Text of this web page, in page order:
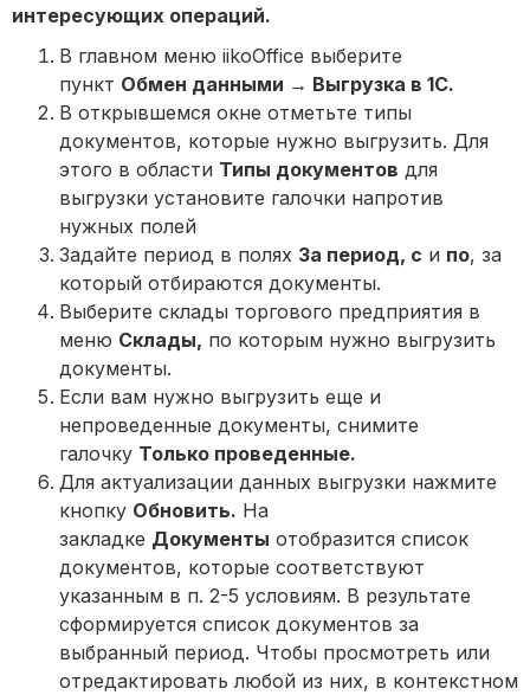
интересующих операций.
В главном меню iikoOffice выберите
пункт Обмен данными → Выгрузка в 1С.
В открывшемся окне отметьте типы
документов, которые нужно выгрузить. Для
этого в области Типы документов для
выгрузки установите галочки напротив
нужных полей
Задайте период в полях За период, с и по, за
который отбираются документы.
Выберите склады торгового предприятия в
меню Склады, по которым нужно выгрузить
документы.
Если вам нужно выгрузить еще и
непроведенные документы, снимите
галочку Только проведенные.
Для актуализации данных выгрузки нажмите
кнопку Обновить. На
закладке Документы отобразится список
документов, которые соответствуют
указанным в п. 2-5 условиям. В результате
сформируется список документов за
выбранный период. Чтобы просмотреть или
отредактировать любой из них, в контекстном